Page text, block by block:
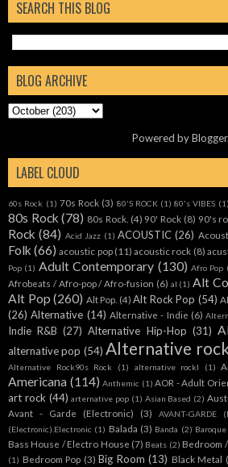
SEARCH THIS BLOG
BLOG ARCHIVE
Powered byBlogger.
LABEL CLOUD
60s Rock (1) 70s Rock (3) 80'S ROCK (1) 80's VIBES (1)
80s Rock (78) 80s Rock. (4) 90' Rock (8) 90's
Rock (84) Acid Jazz (1) ACOUSTIC (26)
Folk (66) acoustic pop (11) acoustic rock (8)
Pop (1) Adult Contemporary (130) Afro Pop
Afrobeats / Afro-pop / Afro-fusion (6) al (1) Alt
Alt Pop (260) Alt Pop. (4) Alt Rock Pop (54)
(26) Alternative (14) Alternative - Indie (6)
Indie R&B (27) Alternative Hip-Hop (31)
alternative pop (54) Alternative
Alternative Rock90s Rock
(1) alternative rockl (1)
Americana (114) Anthemic (1) AOR - Adult
art rock (44) arternative pop (1) Asian Based (2)
Avant - Garde (Electronic)
(3) AVANT-GARDE
(Electronic).Electronic (1) Balada (3) Banda (2) Baroque
Bass House / Electro House (7) Beats (2) Bedroom
(1) Bedroom Pop (3) Big Room (13) Black Metal